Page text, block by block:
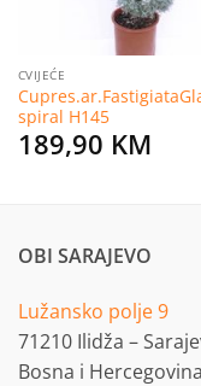
CVIJEĆE
spiral H145
189,90 KM
OBI SARAJEVO
Lužansko polje 9
71210 Ilidža –
Bosna i Hercegovina